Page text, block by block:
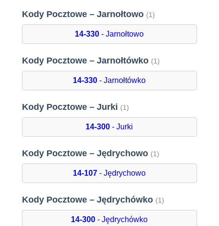
Kody Pocztowe – Jarnołtowo (1)
14-330 - Jarnołtowo
Kody Pocztowe – Jarnołtówko (1)
14-330 - Jarnołtówko
Kody Pocztowe – Jurki (1)
14-300 - Jurki
Kody Pocztowe – Jędrychowo (1)
14-107 - Jędrychowo
Kody Pocztowe – Jędrychówko (1)
14-300 - Jędrychówko